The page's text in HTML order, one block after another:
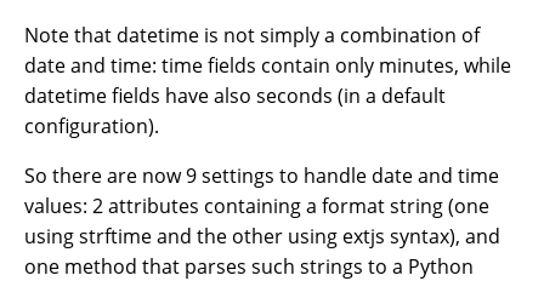
Note that datetime is not simply a combination of
date and time: time fields contain only minutes, while
datetime fields have also seconds (in a default
configuration).
So there are now 9 settings to handle date and time
values: 2 attributes containing a format string (one
using strftime and the other using extjs syntax), and
one method that parses such strings to a Python